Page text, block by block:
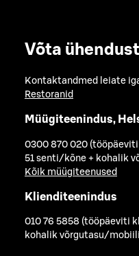
Võta ühendust
Kontaktandmed leiate
Restoranid
Müügiteenindus,
0300 870 020
51 senti/kõne + kohalik
Kõik müügiteenused
Klienditeenindus
010 76 5858 (tööpäeviti
kohalik võrgutasu/